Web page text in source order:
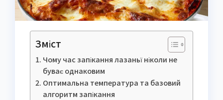
Зміст
Чому час запікання лазаньї ніколи не
буває однаковим
Оптимальна температура та базовий
алгоритм запікання